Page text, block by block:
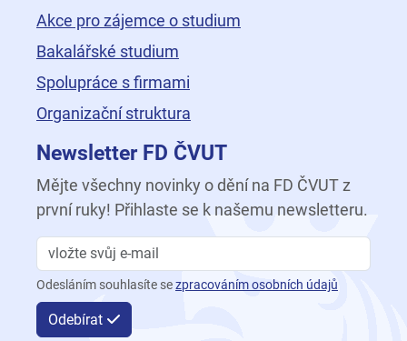
Akce pro zájemce o studium
Bakalářské studium
Spolupráce s firmami
Organizační struktura
Newsletter FD ČVUT
Mějte všechny novinky o dění na FD ČVUT z
první ruky! Přihlaste se k našemu newsletteru.
Odesláním souhlasíte sezpracováním osobních údajů
Odebírat